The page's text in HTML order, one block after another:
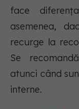
face
asemenea,
recurge la
Se
atunci când
interne.